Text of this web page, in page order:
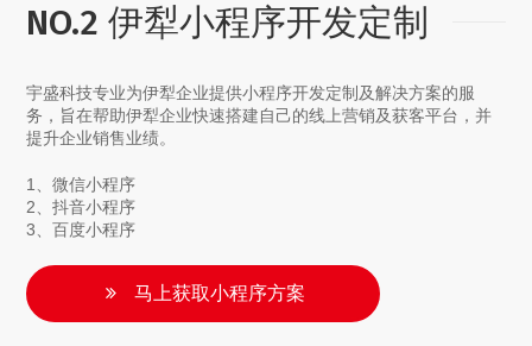
NO.2 伊犁小程序开发定制
宇盛科技专业为伊犁企业提供小程序开发定制及解决方案的服
务，旨在帮助伊犁企业快速搭建自己的线上营销及获客平台，并
提升企业销售业绩。
1、微信小程序
2、抖音小程序
3、百度小程序
马上获取小程序方案